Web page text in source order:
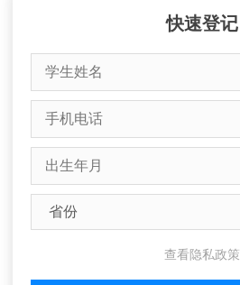
快速登记
查看隐私政策